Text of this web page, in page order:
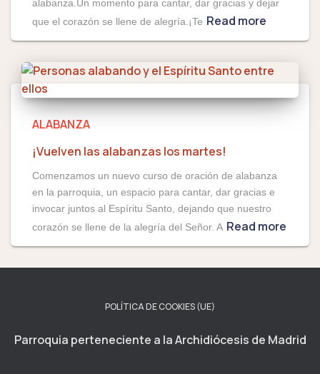
alabanza.Un momento para cantar, dar gracias y dejar
que el corazón se llene de alegría.¡Te Read more
ALABANZA
¡Vuelven las alabanzas los martes!
Comenzamos un nuevo curso de oración de alabanza
en la parroquia, un espacio para cantar, dar gracias e
invocar juntos al Espíritu Santo, dejando que nuestro
corazón se llene de la alegría del Señor. A Read more
POLÍTICA DE COOKIES (UE)
Parroquia perteneciente a la Archidiócesis de Madrid